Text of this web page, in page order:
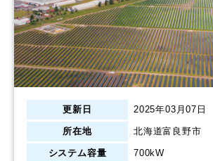
更新日 2025年03月07日
所在地 北海道富良野市
システム容量 700kW